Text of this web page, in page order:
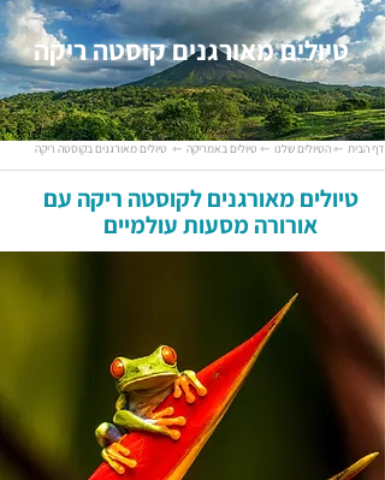
טיולים מאורגנים קוסטה ריקה
דף הבית ⇽ הטיולים שלנו ⇽ טיולים באמריקה ⇽ טיולים מאורגנים בקוסטה ריקה
טיולים מאורגנים לקוסטה ריקה עם
אורורה מסעות עולמיים